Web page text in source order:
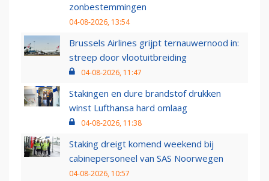
zonbestemmingen
04-08-2026, 13:54
Brussels Airlines grijpt ternauwernood in:
streep door vlootuitbreiding
04-08-2026, 11:47
Stakingen en dure brandstof drukken
winst Lufthansa hard omlaag
04-08-2026, 11:38
Staking dreigt komend weekend bij
cabinepersoneel van SAS Noorwegen
04-08-2026, 10:57